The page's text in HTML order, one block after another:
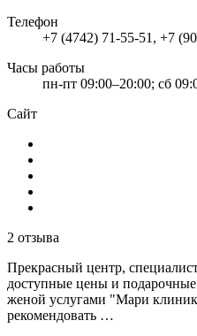
Телефон
+7 (4742) 71-55-51, +7
Часы работы
пн-пт 09:00–20:00; сб
Сайт
2 отзыва
Прекрасный центр,
доступные цены и
женой услугами "Мари
рекомендовать …